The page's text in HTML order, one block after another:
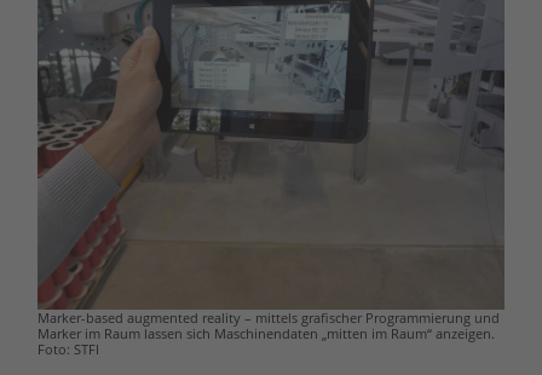
Marker-based augmented reality – mittels grafischer Programmierung und
Marker im Raum lassen sich Maschinendaten „mitten im Raum“ anzeigen.
Foto: STFI